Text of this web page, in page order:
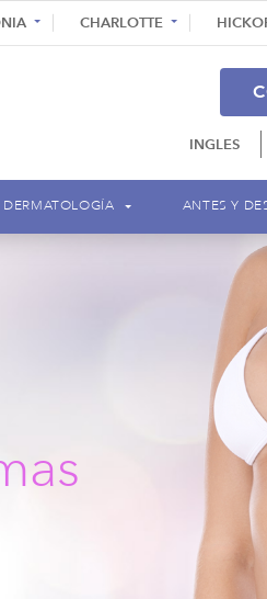
CHARLOTTE
INGLES
DERMATOLOGÍA ANTES Y